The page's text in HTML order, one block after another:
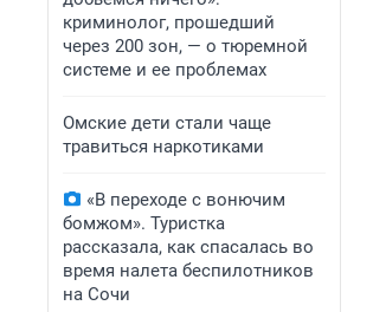
криминолог, прошедший
через 200 зон, — о тюремной
системе и ее проблемах
Омские дети стали чаще
травиться наркотиками
«В переходе с вонючим
бомжом». Туристка
рассказала, как спасалась во
время налета беспилотников
на Сочи